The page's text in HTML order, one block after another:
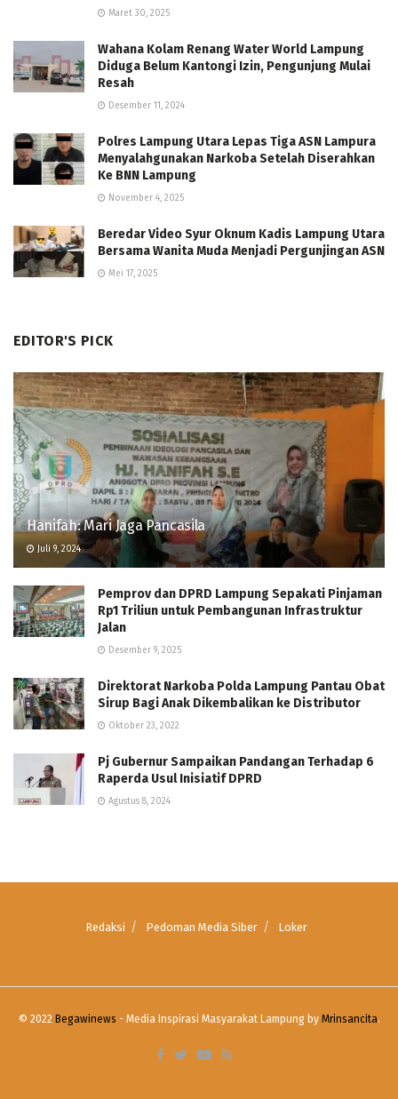
Maret 30, 2025
Wahana Kolam Renang Water World Lampung
Diduga Belum Kantongi Izin, Pengunjung Mulai
Resah
Desember 11, 2024
Polres Lampung Utara Lepas Tiga ASN Lampura
Menyalahgunakan Narkoba Setelah Diserahkan
Ke BNN Lampung
November 4, 2025
Beredar Video Syur Oknum Kadis Lampung Utara
Bersama Wanita Muda Menjadi Pergunjingan ASN
Mei 17, 2025
EDITOR'S PICK
Hanifah: Mari Jaga Pancasila
Juli 9, 2024
Pemprov dan DPRD Lampung Sepakati Pinjaman
Rp1 Triliun untuk Pembangunan Infrastruktur
Jalan
Desember 9, 2025
Direktorat Narkoba Polda Lampung Pantau Obat
Sirup Bagi Anak Dikembalikan ke Distributor
Oktober 23, 2022
Pj Gubernur Sampaikan Pandangan Terhadap 6
Raperda Usul Inisiatif DPRD
Agustus 8, 2024
Redaksi Pedoman Media Siber Loker
© 2022 Begawinews - Media Inspirasi Masyarakat Lampung by Mrinsancita.